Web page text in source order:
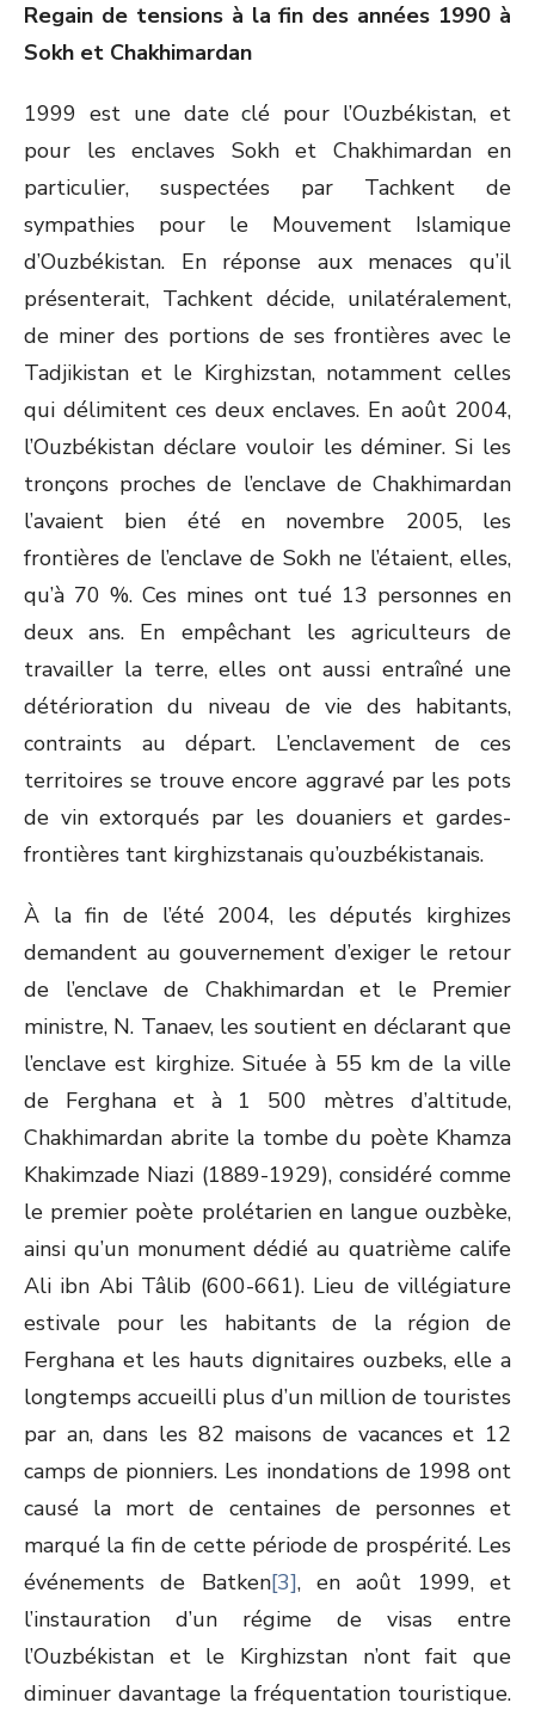
Regain de tensions à la fin des années 1990 à
Sokh et Chakhimardan
1999 est une date clé pour l’Ouzbékistan, et
pour les enclaves Sokh et Chakhimardan en
particulier, suspectées par Tachkent de
sympathies pour le Mouvement Islamique
d’Ouzbékistan. En réponse aux menaces qu’il
présenterait, Tachkent décide, unilatéralement,
de miner des portions de ses frontières avec le
Tadjikistan et le Kirghizstan, notamment celles
qui délimitent ces deux enclaves. En août 2004,
l’Ouzbékistan déclare vouloir les déminer. Si les
tronçons proches de l’enclave de Chakhimardan
l’avaient bien été en novembre 2005, les
frontières de l’enclave de Sokh ne l’étaient, elles,
qu’à 70 %. Ces mines ont tué 13 personnes en
deux ans. En empêchant les agriculteurs de
travailler la terre, elles ont aussi entraîné une
détérioration du niveau de vie des habitants,
contraints au départ. L’enclavement de ces
territoires se trouve encore aggravé par les pots
de vin extorqués par les douaniers et gardes-
frontières tant kirghizstanais qu’ouzbékistanais.
À la fin de l’été 2004, les députés kirghizes
demandent au gouvernement d’exiger le retour
de l’enclave de Chakhimardan et le Premier
ministre, N. Tanaev, les soutient en déclarant que
l’enclave est kirghize. Située à 55 km de la ville
de Ferghana et à 1 500 mètres d’altitude,
Chakhimardan abrite la tombe du poète Khamza
Khakimzade Niazi (1889-1929), considéré comme
le premier poète prolétarien en langue ouzbèke,
ainsi qu’un monument dédié au quatrième calife
Ali ibn Abi Tâlib (600-661). Lieu de villégiature
estivale pour les habitants de la région de
Ferghana et les hauts dignitaires ouzbeks, elle a
longtemps accueilli plus d’un million de touristes
par an, dans les 82 maisons de vacances et 12
camps de pionniers. Les inondations de 1998 ont
causé la mort de centaines de personnes et
marqué la fin de cette période de prospérité. Les
événements de Batken[3], en août 1999, et
l’instauration d’un régime de visas entre
l’Ouzbékistan et le Kirghizstan n’ont fait que
diminuer davantage la fréquentation touristique.